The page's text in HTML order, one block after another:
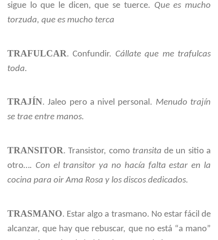
sigue lo que le dicen, que se tuerce. Que es mucho
torzuda, que es mucho terca
TRAFULCAR. Confundir. Cállate que me trafulcas
toda.
TRAJÍN. Jaleo pero a nivel personal. Menudo trajín
se trae entre manos.
TRANSITOR. Transistor, como transita de un sitio a
otro…. Con el transitor ya no hacía falta estar en la
cocina para oir Ama Rosa y los discos dedicados.
TRASMANO. Estar algo a trasmano. No estar fácil de
alcanzar, que hay que rebuscar, que no está “a mano”